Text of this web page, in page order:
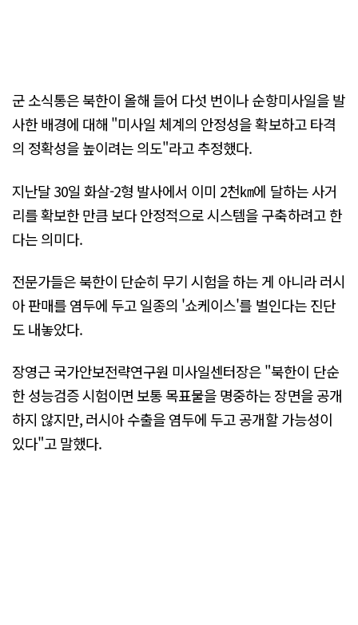
군 소식통은 북한이 올해 들어 다섯 번이나 순항미사일을 발
사한 배경에 대해 "미사일 체계의 안정성을 확보하고 타격
의 정확성을 높이려는 의도"라고 추정했다.
지난달 30일 화살-2형 발사에서 이미 2천㎞에 달하는 사거
리를 확보한 만큼 보다 안정적으로 시스템을 구축하려고 한
다는 의미다.
전문가들은 북한이 단순히 무기 시험을 하는 게 아니라 러시
아 판매를 염두에 두고 일종의 '쇼케이스'를 벌인다는 진단
도 내놓았다.
장영근 국가안보전략연구원 미사일센터장은 "북한이 단순
한 성능검증 시험이면 보통 목표물을 명중하는 장면을 공개
하지 않지만, 러시아 수출을 염두에 두고 공개할 가능성이
있다"고 말했다.